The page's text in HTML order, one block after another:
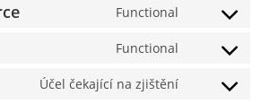
Functional
Consent
Functional
Consent
Účel čekající na zjištění
Consent